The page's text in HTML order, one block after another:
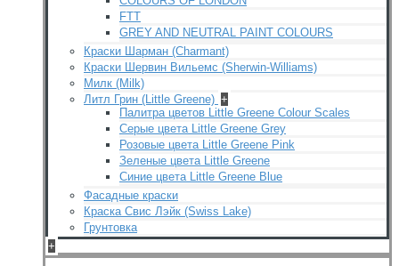
FTT
GREY AND NEUTRAL PAINT COLOURS
Краски Шарман (Charmant)
Краски Шервин Вильемс (Sherwin-Williams)
Милк (Milk)
Литл Грин (Little Greene) +
Палитра цветов Little Greene Colour Scales
Серые цвета Little Greene Grey
Розовые цвета Little Greene Pink
Зеленые цвета Little Greene
Синие цвета Little Greene Blue
Фасадные краски
Краска Свис Лэйк (Swiss Lake)
Грунтовка
+